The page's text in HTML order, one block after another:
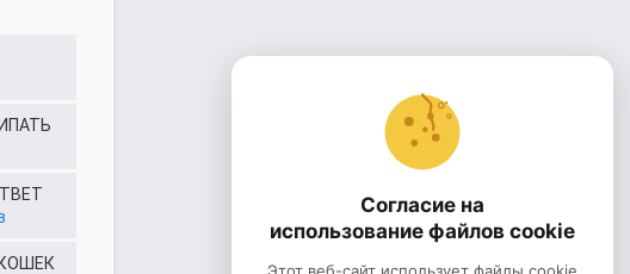
Согласие на
использование файлов cookie